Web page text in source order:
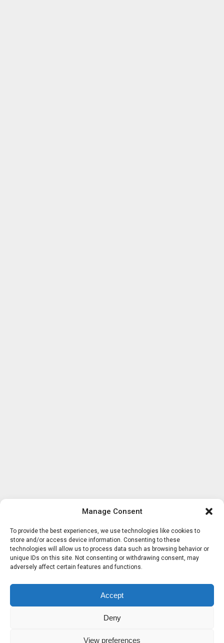
Manage Consent
To provide the best experiences, we use technologies like cookies to
store and/or access device information. Consenting to these
technologies will allow us to process data such as browsing behavior or
unique IDs on this site. Not consenting or withdrawing consent, may
adversely affect certain features and functions.
Accept
Deny
View preferences